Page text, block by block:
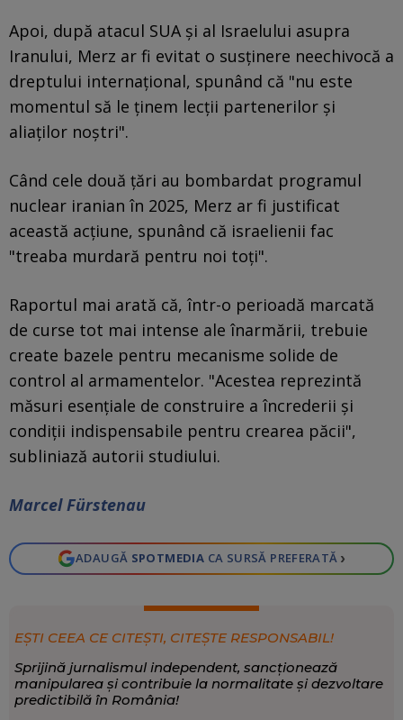
Apoi, după atacul SUA și al Israelului asupra
Iranului, Merz ar fi evitat o susținere neechivocă a
dreptului internațional, spunând că "nu este
momentul să le ținem lecții partenerilor și
aliaților noștri".
Când cele două țări au bombardat programul
nuclear iranian în 2025, Merz ar fi justificat
această acțiune, spunând că israelienii fac
"treaba murdară pentru noi toți".
Raportul mai arată că, într-o perioadă marcată
de curse tot mai intense ale înarmării, trebuie
create bazele pentru mecanisme solide de
control al armamentelor. "Acestea reprezintă
măsuri esențiale de construire a încrederii și
condiții indispensabile pentru crearea păcii",
subliniază autorii studiului.
Marcel Fürstenau
ADAUGĂ SPOTMEDIA CA SURSĂ PREFERATĂ ›
EȘTI CEEA CE CITEȘTI, CITEȘTE RESPONSABIL!
Sprijină jurnalismul independent, sancționează
manipularea și contribuie la normalitate și dezvoltare
predictibilă în România!